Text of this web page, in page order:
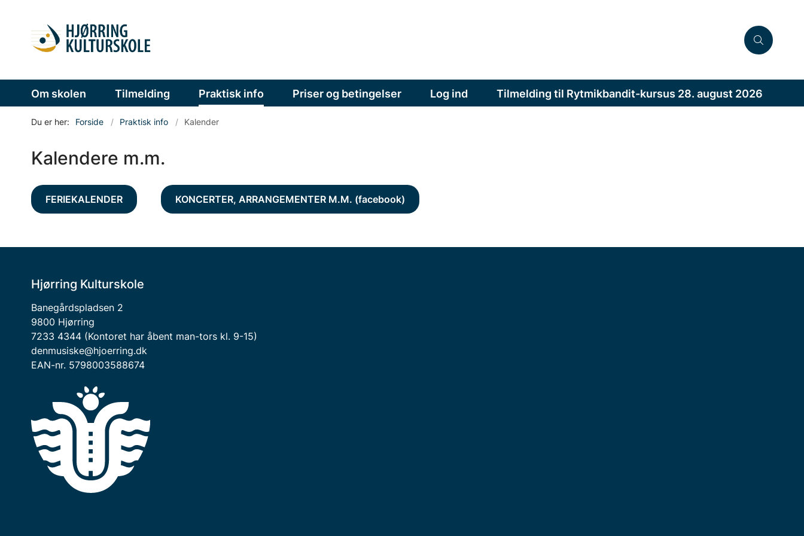
Om skolen Tilmelding Praktisk info Priser og betingelser Log ind Tilmelding til Rytmikbandit-kursus 28. august 2026
Du er her: Forside Praktisk info Kalender
Kalendere m.m.
FERIEKALENDER KONCERTER, ARRANGEMENTER M.M. (facebook)
Hjørring Kulturskole
Banegårdspladsen 2
9800 Hjørring
7233 4344 (Kontoret har åbent man-tors kl. 9-15)
denmusiske@hjoerring.dk
EAN-nr. 5798003588674